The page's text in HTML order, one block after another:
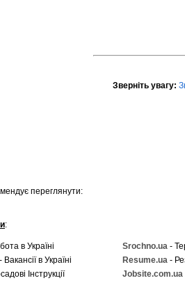
Зверніть увагу:
переглянути:
:
в Україні Srochno.ua -
- Вакансії в Україні Resume.ua -
Інструкції Jobsite.com.ua